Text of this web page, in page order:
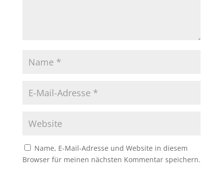
Name, E-Mail-Adresse und Website in diesem
Browser für meinen nächsten Kommentar speichern.